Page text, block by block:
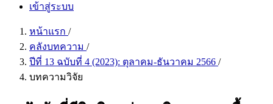
เข้าสู่ระบบ
หน้าแรก /
คลังบทความ /
ปีที่ 13 ฉบับที่ 4 (2023): ตุลาคม-ธันวาคม 2566 /
บทความวิจัย